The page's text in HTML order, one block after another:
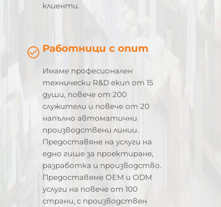
клиенти.
Работници с опит
Имаме професионален
технически R&D екип от 15
души, повече от 200
служители и повече от 20
напълно автоматични
производствени линии.
Предоставяне на услуги на
едно гише за проектиране,
разработка и производство.
Предоставяме OEM и ODM
услуги на повече от 100
страни, с производствен